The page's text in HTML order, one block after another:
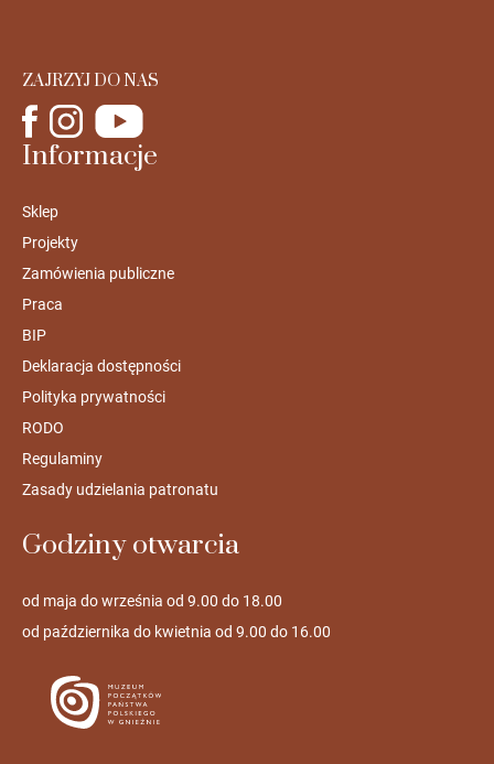
ZAJRZYJ DO NAS
Informacje
Sklep
Projekty
Zamówienia publiczne
Praca
BIP
Deklaracja dostępności
Polityka prywatności
RODO
Regulaminy
Zasady udzielania patronatu
Godziny otwarcia
od maja do września od 9.00 do 18.00
od października do kwietnia od 9.00 do 16.00